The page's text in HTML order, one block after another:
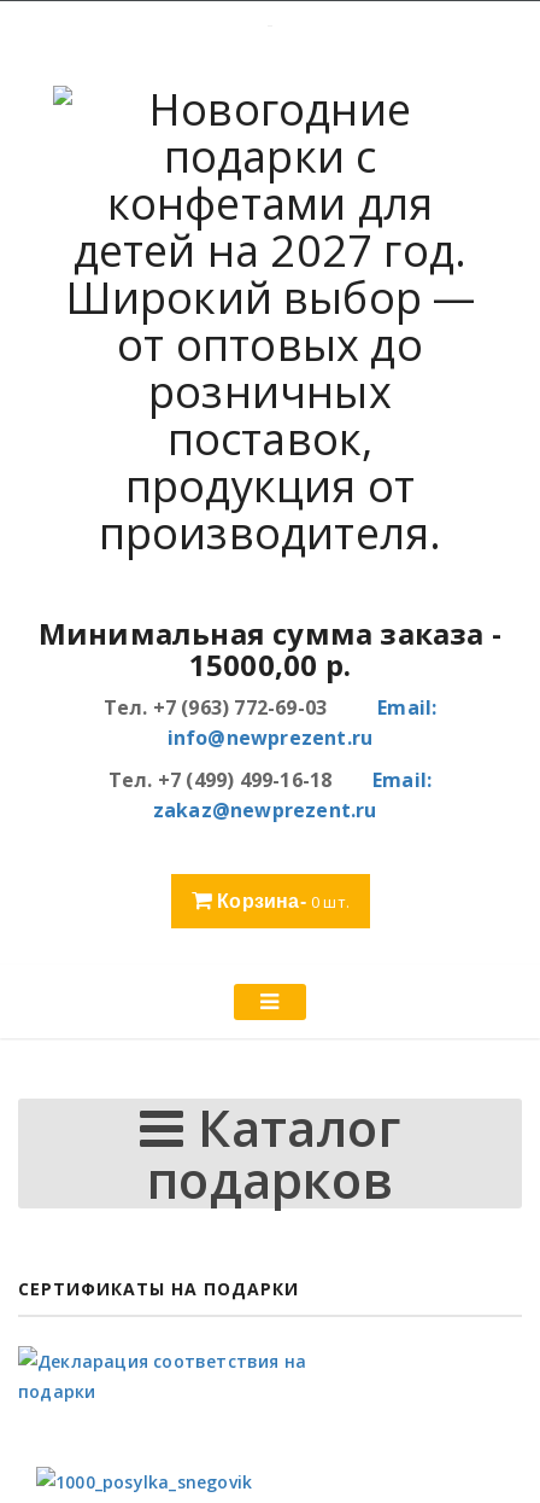
Минимальная сумма заказа -
15000,00 р.
Тел. +7 (963) 772-69-03 Email:
info@newprezent.ru
Тел. +7 (499) 499-16-18 Email:
zakaz@newprezent.ru
Корзина- 0шт.
Каталог
подарков
СЕРТИФИКАТЫ НА ПОДАРКИ